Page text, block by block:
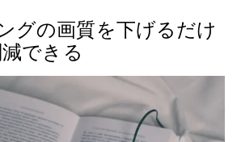
グの画質を下げるだけ
減できる